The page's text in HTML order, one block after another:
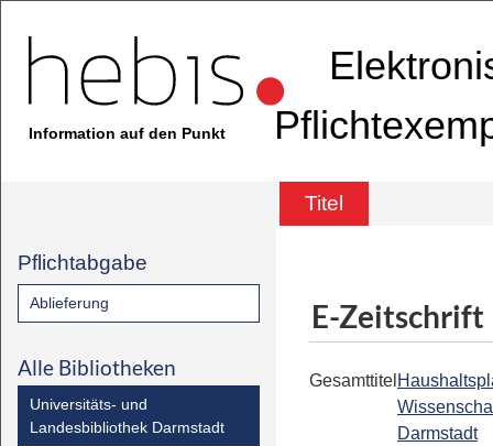
Information auf den Punkt
Titel
Pflichtabgabe
Ablieferung
Alle Bibliotheken
Universitäts- und
Landesbibliothek Darmstadt
E-Zeitschrift
Gesamttitel
Darmstadt